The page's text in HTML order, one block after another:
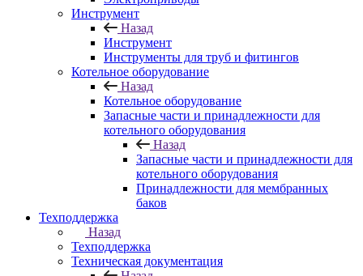
Инструмент
Назад
Инструмент
Инструменты для труб и фитингов
Котельное оборудование
Назад
Котельное оборудование
Запасные части и принадлежности для
котельного оборудования
Назад
Запасные части и принадлежности для
котельного оборудования
Принадлежности для мембранных
баков
Техподдержка
Назад
Техподдержка
Техническая документация